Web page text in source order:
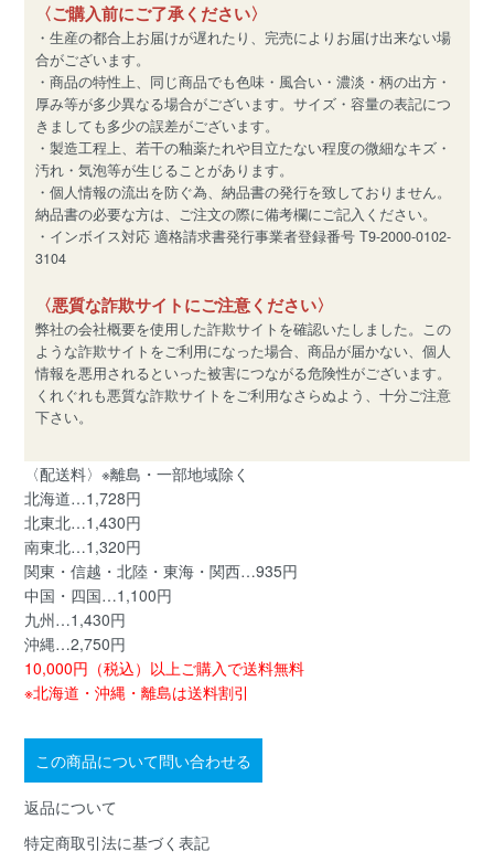
〈ご購入前にご了承ください〉
・生産の都合上お届けが遅れたり、完売によりお届け出来ない場
合がございます。
・商品の特性上、同じ商品でも色味・風合い・濃淡・柄の出方・
厚み等が多少異なる場合がございます。サイズ・容量の表記につ
きましても多少の誤差がございます。
・製造工程上、若干の釉薬たれや目立たない程度の微細なキズ・
汚れ・気泡等が生じることがあります。
・個人情報の流出を防ぐ為、納品書の発行を致しておりません。
納品書の必要な方は、ご注文の際に備考欄にご記入ください。
・インボイス対応 適格請求書発行事業者登録番号 T9-2000-0102-
3104
〈悪質な詐欺サイトにご注意ください〉
弊社の会社概要を使用した詐欺サイトを確認いたしました。この
ような詐欺サイトをご利用になった場合、商品が届かない、個人
情報を悪用されるといった被害につながる危険性がございます。
くれぐれも悪質な詐欺サイトをご利用なさらぬよう、十分ご注意
下さい。
〈配送料〉※離島・一部地域除く
北海道…1,728円
北東北…1,430円
南東北…1,320円
関東・信越・北陸・東海・関西…935円
中国・四国…1,100円
九州…1,430円
沖縄…2,750円
10,000円（税込）以上ご購入で送料無料
※北海道・沖縄・離島は送料割引
この商品について問い合わせる
返品について
特定商取引法に基づく表記